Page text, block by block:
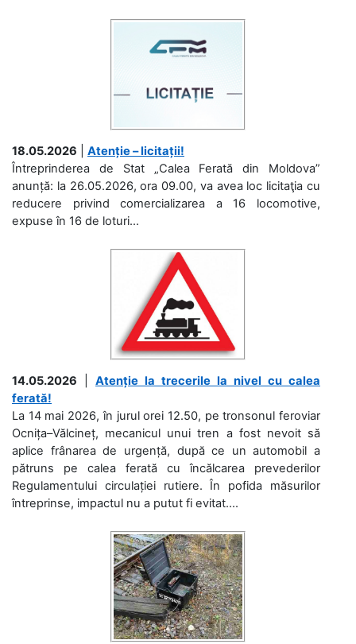
18.05.2026
Atenție – licitații!
Întreprinderea de Stat „Calea Ferată din Moldova”
anunță: la 26.05.2026, ora 09.00, va avea loc licitaţia cu
reducere privind comercializarea a 16 locomotive,
expuse în 16 de loturi...
14.05.2026
Atenție la trecerile la nivel cu calea
ferată!
La 14 mai 2026, în jurul orei 12.50, pe tronsonul feroviar
Ocnița–Vălcineț, mecanicul unui tren a fost nevoit să
aplice frânarea de urgență, după ce un automobil a
pătruns pe calea ferată cu încălcarea prevederilor
Regulamentului circulației rutiere. În pofida măsurilor
întreprinse, impactul nu a putut fi evitat....